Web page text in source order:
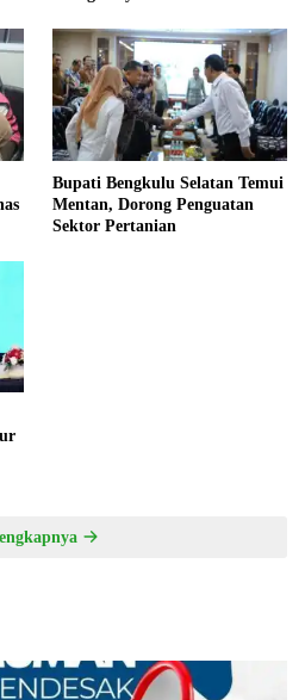
Bupati Bengkulu Selatan Temui
Mentan, Dorong Penguatan
Sektor Pertanian